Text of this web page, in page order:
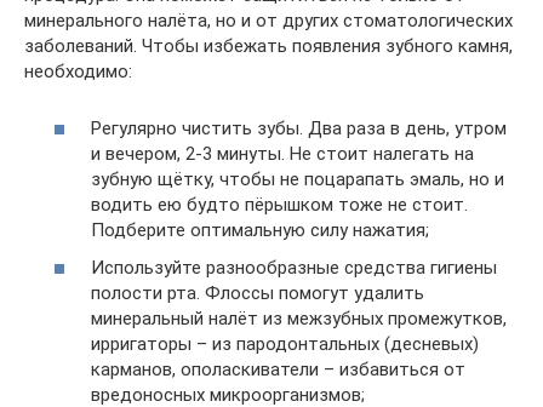
минерального налёта, но и от других стоматологических
заболеваний. Чтобы избежать появления зубного камня,
необходимо:
Регулярно чистить зубы. Два раза в день, утром
и вечером, 2-3 минуты. Не стоит налегать на
зубную щётку, чтобы не поцарапать эмаль, но и
водить ею будто пёрышком тоже не стоит.
Подберите оптимальную силу нажатия;
Используйте разнообразные средства гигиены
полости рта. Флоссы помогут удалить
минеральный налёт из межзубных промежутков,
ирригаторы – из пародонтальных (десневых)
карманов, ополаскиватели – избавиться от
вредоносных микроорганизмов;